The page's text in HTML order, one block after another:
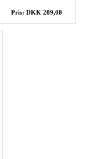
Pris: DKK 209,00